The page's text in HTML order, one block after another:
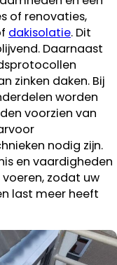
of renovaties,
dakisolatie. Dit
Daarnaast
zinken daken. Bij
worden
voorzien van
nodig zijn.
en vaardigheden
zodat uw
last meer heeft